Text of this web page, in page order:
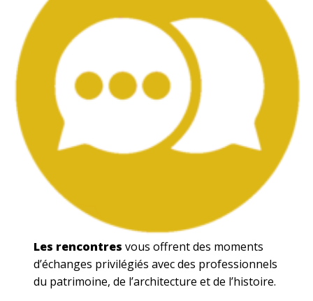
Les rencontresvous offrent des moments
d’échanges privilégiés avec des professionnels
du patrimoine, de l’architecture et de l’histoire.